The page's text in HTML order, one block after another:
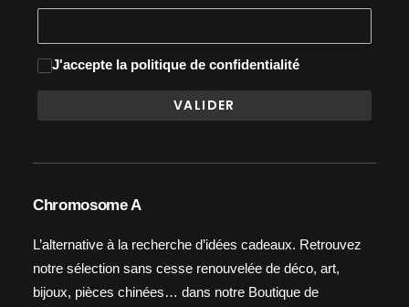
J'accepte la politique de confidentialité
Chromosome A
L’alternative à la recherche d’idées cadeaux. Retrouvez
notre sélection sans cesse renouvelée de déco, art,
bijoux, pièces chinées… dans notre Boutique de